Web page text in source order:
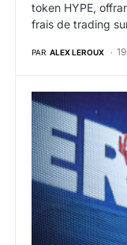
token HYPE,
frais de trading
PAR ALEX LEROUX
La Fondation